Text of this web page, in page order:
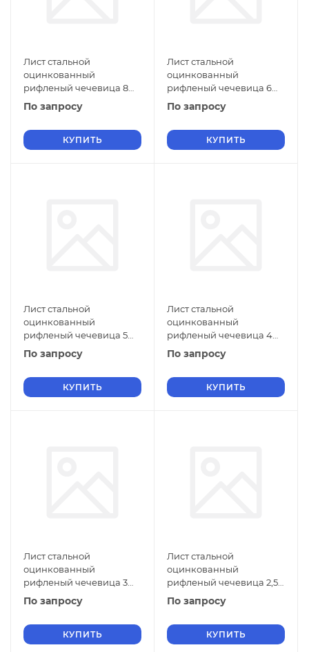
Лист стальной
оцинкованный
рифленый чечевица 8
мм Ст1 ГОСТ 8568-77 г/к
По запросу
КУПИТЬ
Лист стальной
оцинкованный
рифленый чечевица 6
мм Ст1 ГОСТ 8568-77 г/к
По запросу
КУПИТЬ
Лист стальной
оцинкованный
рифленый чечевица 5
мм Ст1 ГОСТ 8568-77 г/к
По запросу
КУПИТЬ
Лист стальной
оцинкованный
рифленый чечевица 4
мм Ст1 ГОСТ 8568-77 г/к
По запросу
КУПИТЬ
Лист стальной
оцинкованный
рифленый чечевица 3
мм Ст1 ГОСТ 8568-77 г/к
По запросу
КУПИТЬ
Лист стальной
оцинкованный
рифленый чечевица 2,5
мм Ст1 ГОСТ 8568-77 г/к
По запросу
КУПИТЬ